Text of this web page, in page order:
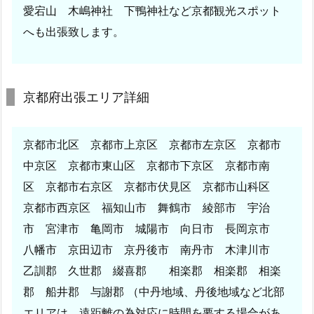
愛宕山 木嶋神社 下鴨神社など京都観光スポット
へも出張致します。
京都府出張エリア詳細
京都市北区 京都市上京区 京都市左京区 京都市
中京区 京都市東山区 京都市下京区 京都市南
区 京都市右京区 京都市伏見区 京都市山科区
京都市西京区 福知山市 舞鶴市 綾部市 宇治
市 宮津市 亀岡市 城陽市 向日市 長岡京市
八幡市 京田辺市 京丹後市 南丹市 木津川市
乙訓郡 久世郡 綴喜郡 相楽郡 相楽郡 相楽
郡 船井郡 与謝郡 （中丹地域、丹後地域など北部